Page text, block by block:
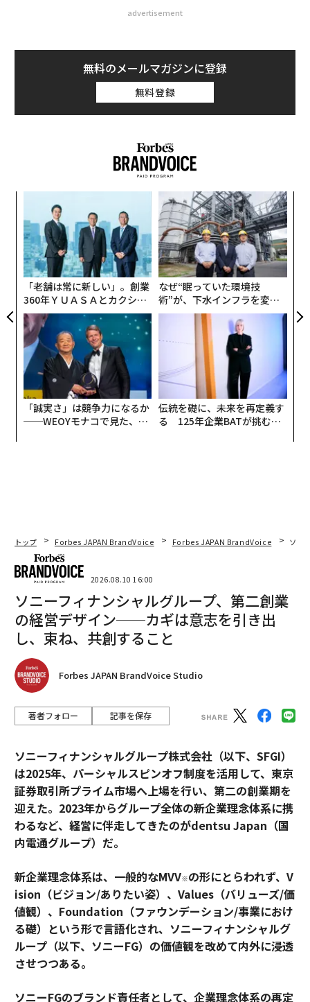
advertisement
無料のメールマガジンに登録
無料登録
「老舗は常に新しい」。創業
360年ＹＵＡＳＡとカクシン
CEO田尻望が語る、AIを超え
る人の価値
なぜ“眠っていた環境技
術”が、下水インフラを変え
たのか──産総研×月島JFE
アクアソリューションの10年
「誠実さ」は競争力になるか
──WEOYモナコで見た、く
伝統を礎に、未来を再定義す
る 125年企業BATが挑むス
トップ Forbes JAPAN BrandVoice Forbes JAPAN BrandVoice ソニ
2026.08.10 16:00
ソニーフィナンシャルグループ、第二創業
の経営デザイン──カギは意志を引き出
し、束ね、共創すること
Forbes JAPAN BrandVoice Studio
著者フォロー 記事を保存
ソニーフィナンシャルグループ株式会社（以下、SFGI）
は2025年、パーシャルスピンオフ制度を活用して、東京
証券取引所プライム市場へ上場を行い、第二の創業期を
迎えた。2023年からグループ全体の新企業理念体系に携
わるなど、経営に伴走してきたのがdentsu Japan（国
内電通グループ）だ。
新企業理念体系は、一般的なMVV※の形にとらわれず、V
ision（ビジョン/ありたい姿）、Values（バリューズ/価
値観）、Foundation（ファウンデーション/事業におけ
る礎）という形で言語化され、ソニーフィナンシャルグ
ループ（以下、ソニーFG）の価値観を改めて内外に浸透
させつつある。
ソニーFGのブランド責任者として、企業理念体系の再定